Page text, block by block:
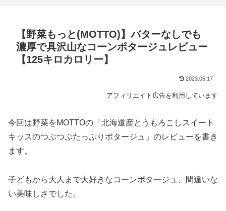
【野菜もっと(MOTTO)】バターなしでも
濃厚で具沢山なコーンポタージュレビュー
【125キロカロリー】
2023.05.17
アフィリエイト広告を利用しています
今回は野菜をMOTTOの「北海道産とうもろこしスイート
キッスのつぶつぶたっぷりポタージュ」のレビューを書き
ます。
子どもから大人まで大好きなコーンポタージュ、間違いな
い美味しさでした。